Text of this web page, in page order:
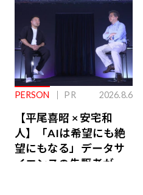
PERSON PR 2026.8.6
【平尾喜昭 × 安宅和
人】「AIは希望にも絶
望にもなる」データサ
イエンスの先駆者が語